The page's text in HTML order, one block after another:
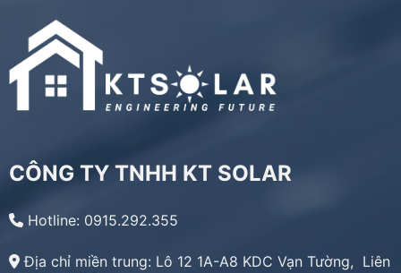
CÔNG TY TNHH KT SOLAR
Hotline: 0915.292.355
Địa chỉ miền trung: Lô 12 1A-A8 KDC Vạn Tường, Liên